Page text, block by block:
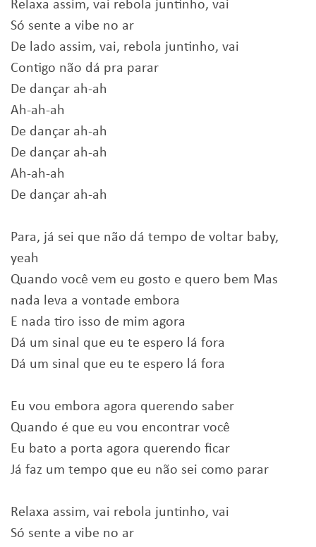
Relaxa assim, vai rebola juntinho, vai
Só sente a vibe no ar
De lado assim, vai, rebola juntinho, vai
Contigo não dá pra parar
De dançar ah-ah
Ah-ah-ah
De dançar ah-ah
De dançar ah-ah
Ah-ah-ah
De dançar ah-ah
Para, já sei que não dá tempo de voltar baby,
yeah
Quando você vem eu gosto e quero bem Mas
nada leva a vontade embora
E nada tiro isso de mim agora
Dá um sinal que eu te espero lá fora
Dá um sinal que eu te espero lá fora
Eu vou embora agora querendo saber
Quando é que eu vou encontrar você
Eu bato a porta agora querendo ficar
Já faz um tempo que eu não sei como parar
Relaxa assim, vai rebola juntinho, vai
Só sente a vibe no ar